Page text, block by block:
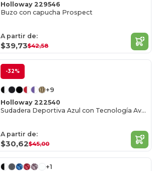
Holloway 229546
Buzo con capucha Prospect
A partir de:
$39,73$42,58
-32%
+9
Holloway 222540
Sudadera Deportiva Azul con Tecnología Avanzada
A partir de:
$30,62$45,00
+1